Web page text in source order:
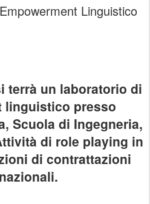
Linguistico
terrà un laboratorio di
linguistico presso
Scuola di Ingegneria,
di role playing in
di contrattazioni